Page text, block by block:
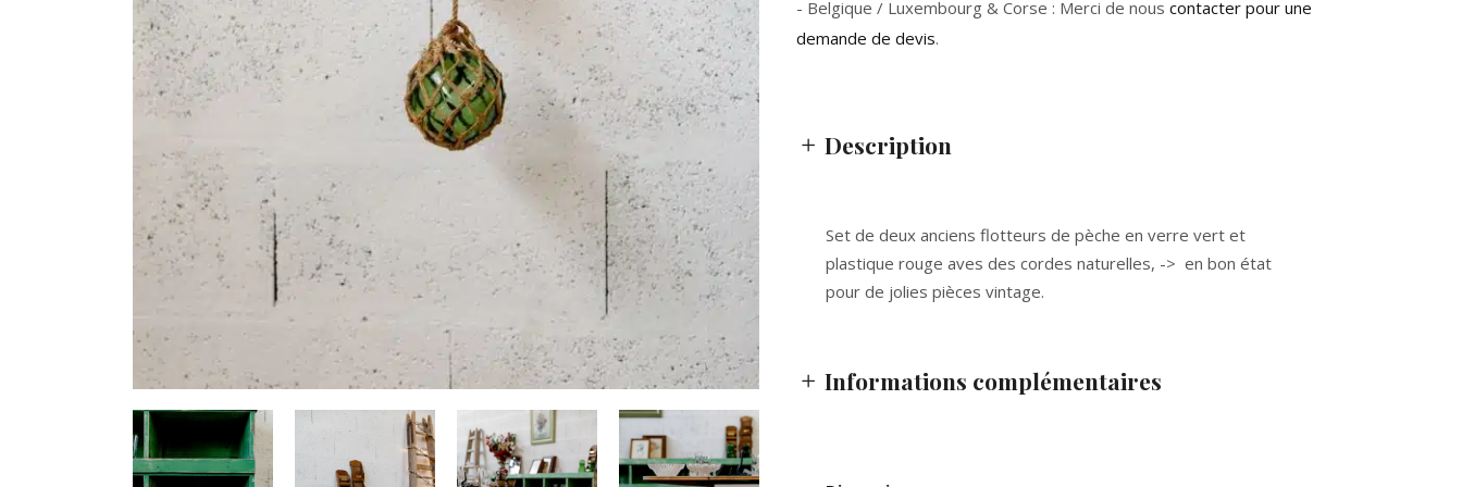
- Belgique / Luxembourg & Corse : Merci de nous contacter pour une
demande de devis.
Description
Set de deux anciens flotteurs de pèche en verre vert et
plastique rouge aves des cordes naturelles, -> en bon état
pour de jolies pièces vintage.
Informations complémentaires